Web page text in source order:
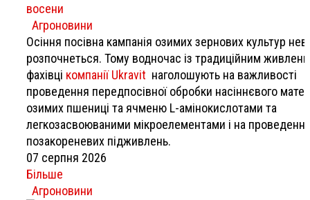
восени
Агроновини
Осіння посівна кампанія озимих зернових культур
розпочнеться. Тому водночас із традиційним
фахівці компанії Ukravit наголошують на важливості
проведення передпосівної обробки насіннєвого
озимих пшениці та ячменю L-амінокислотами та
легкозасвоюваними мікроелементами і на проведенні
позакореневих підживлень.
07 серпня 2026
Більше
Агроновини